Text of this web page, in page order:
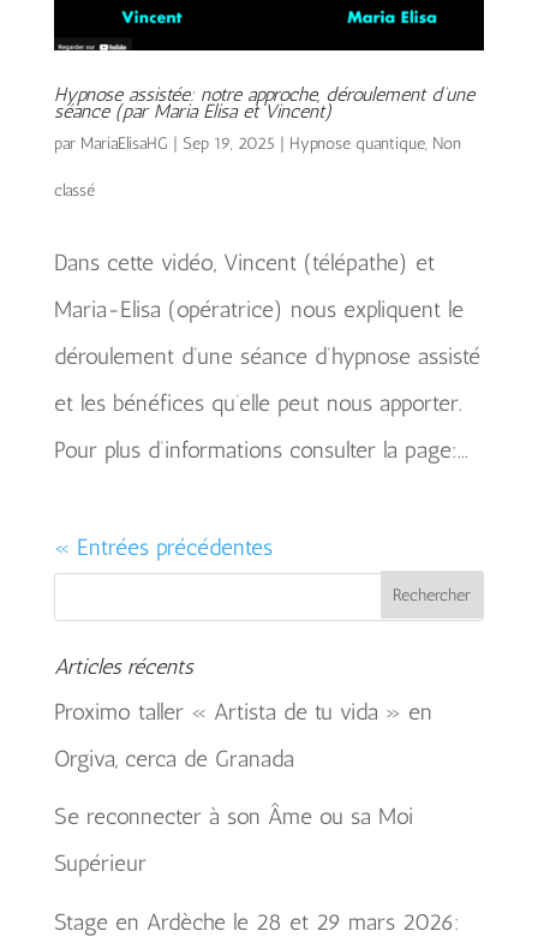
Hypnose assistée: notre approche, déroulement d’une
séance (par Maria Elisa et Vincent)
par MariaElisaHG | Sep 19, 2025 | Hypnose quantique, Non
classé
Dans cette vidéo, Vincent (télépathe) et
Maria-Elisa (opératrice) nous expliquent le
déroulement d’une séance d’hypnose assisté
et les bénéfices qu’elle peut nous apporter.
Pour plus d’informations consulter la page:...
« Entrées précédentes
Articles récents
Proximo taller « Artista de tu vida » en
Orgiva, cerca de Granada
Se reconnecter à son Âme ou sa Moi
Supérieur
Stage en Ardèche le 28 et 29 mars 2026: